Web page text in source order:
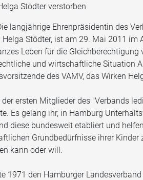
Stödter verstorben
langjährige Ehrenpräsidentin des
Helga Stödter, ist am 29. Mai 2011
Leben für die
und wirtschaftliche Situation
des VAMV, das Wirken
ersten Mitglieder des "Verbands
Es gelang ihr, in Hamburg
diese bundesweit etabliert und
Grundbedürfnisse ihrer Kinder
kann oder will.
1971 den Hamburger